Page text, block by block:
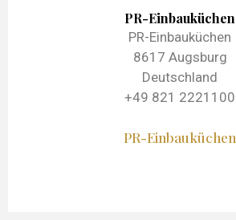
PR-Einbauküchen
PR-Einbauküchen
8617 Augsburg
Deutschland
+49 821 2221100
PR-Einbauküchen